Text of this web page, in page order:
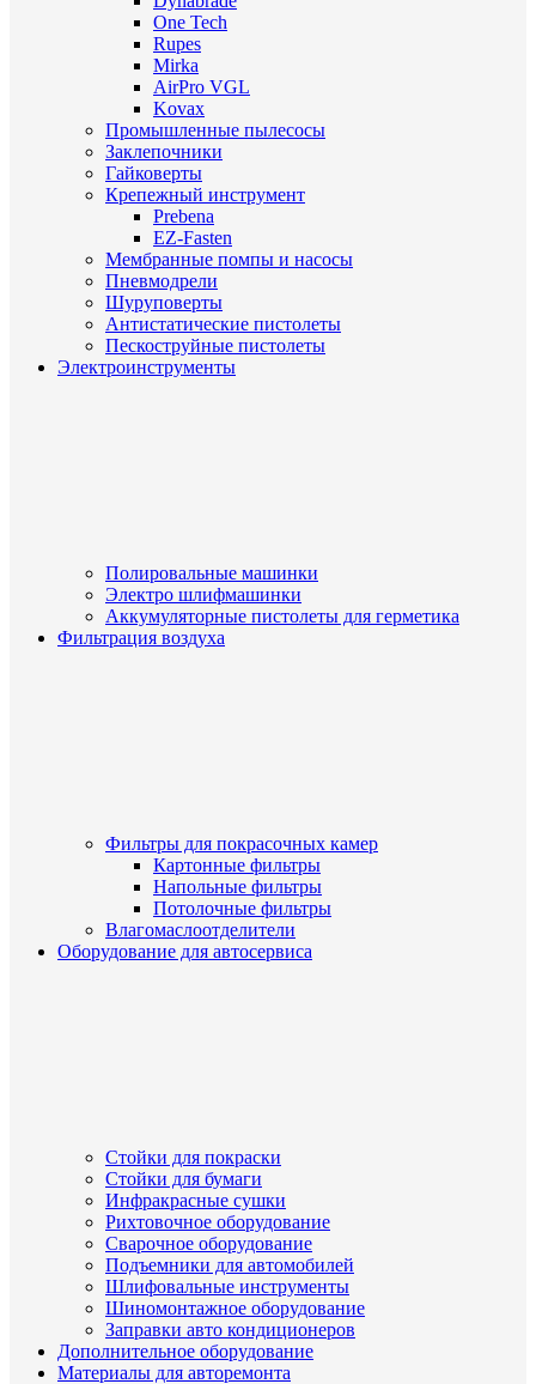
One Tech
Rupes
Mirka
AirPro VGL
Kovax
Промышленные пылесосы
Заклепочники
Гайковерты
Крепежный инструмент
Prebena
EZ-Fasten
Мембранные помпы и насосы
Пневмодрели
Шуруповерты
Антистатические пистолеты
Пескоструйные пистолеты
Электроинструменты
Полировальные машинки
Электро шлифмашинки
Аккумуляторные пистолеты для герметика
Фильтрация воздуха
Фильтры для покрасочных камер
Картонные фильтры
Напольные фильтры
Потолочные фильтры
Влагомаслоотделители
Оборудование для автосервиса
Стойки для покраски
Стойки для бумаги
Инфракрасные сушки
Рихтовочное оборудование
Сварочное оборудование
Подъемники для автомобилей
Шлифовальные инструменты
Шиномонтажное оборудование
Заправки авто кондиционеров
Дополнительное оборудование
Материалы для авторемонта